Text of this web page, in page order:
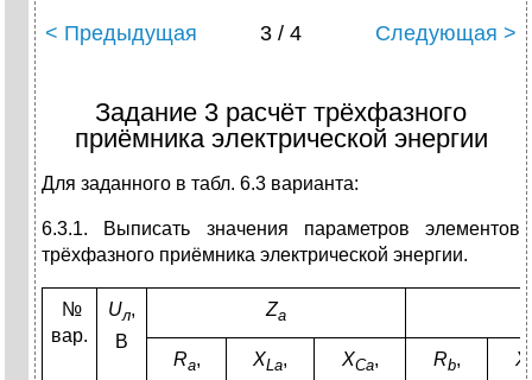
< Предыдущая 3 / 4 Следующая >
Задание 3 расчёт трёхфазного
приёмника электрической энергии
Для заданного в табл. 6.3 варианта:
6.3.1. Выписать значения параметров элементов
трёхфазного приёмника электрической энергии.
№
вар.
Uл,
B
Za
Ra,
XLa,
XCa,
Rb,
X